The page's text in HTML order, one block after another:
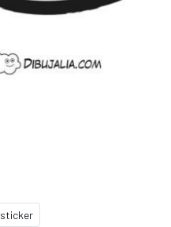
sticker